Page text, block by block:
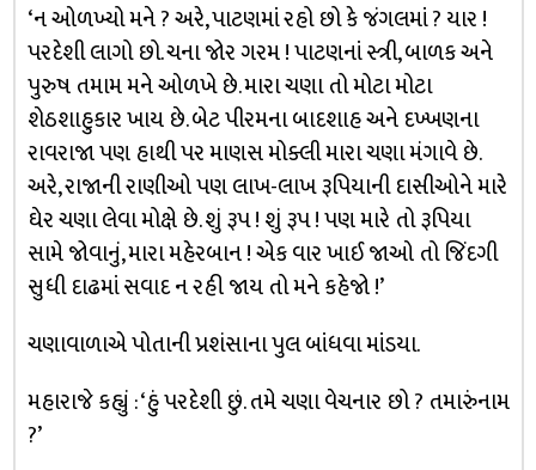
‘ન ઓળખ્યો મને ? અરે, પાટણમાં રહો છો કે જંગલમાં ? યાર !
પરદેશી લાગો છો. ચના જોર ગરમ ! પાટણનાં સ્ત્રી, બાળક અને
પુરુષ તમામ મને ઓળખે છે. મારા ચણા તો મોટા મોટા
શેઠશાહુકાર ખાય છે. બેટ પીરમના બાદશાહ અને દખ્ખણના
રાવરાજા પણ હાથી પર માણસ મોક્લી મારા ચણા મંગાવે છે.
અરે, રાજાની રાણીઓ પણ લાખ-લાખ રૂપિયાની દાસીઓને મારે
ઘેર ચણા લેવા મોક્ષે છે. શું રૂપ ! શું રૂપ ! પણ મારે તો રૂપિયા
સામે જોવાનું, મારા મહેરબાન ! એક વાર ખાઈ જાઓ તો જિંદગી
સુધી દાઢમાં સવાદ ન રહી જાય તો મને કહેજો !’
ચણાવાળાએ પોતાની પ્રશંસાના પુલ બાંધવા માંડયા.
મહારાજે કહ્યું : ‘હું પરદેશી છું. તમે ચણા વેચનાર છો ? તમારુંનામ
?’